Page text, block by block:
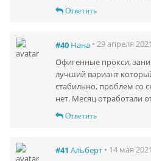
Ответить
#40 Нана • 29 апреля
Офигенные прокси,
лучший вариант
стабильно, проблем со
нет. Месяц отработали
Ответить
#41 Альберт • 14 мая